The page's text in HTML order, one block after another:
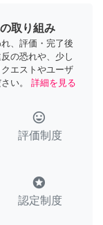
取り組み
、評価・完了後
の恐れや、少し
エストやユーザ
い。
詳細を見る
tag_faces
評価制度
stars
認定制度